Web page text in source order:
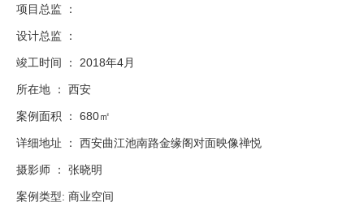
项目总监 ：
设计总监 ：
竣工时间 ： 2018年4月
所在地 ： 西安
案例面积 ： 680㎡
详细地址 ： 西安曲江池南路金缘阁对面映像禅悦
摄影师 ： 张晓明
案例类型: 商业空间